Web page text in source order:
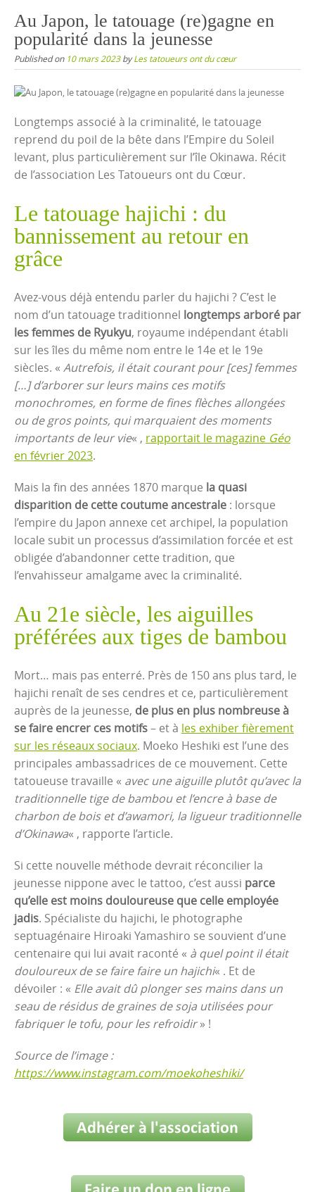
content
Au Japon, le tatouage (re)gagne en
popularité dans la jeunesse
Published on 10 mars 2023byLes tatoueurs ont du cœur
Longtemps associé à la criminalité, le tatouage
reprend du poil de la bête dans l’Empire du Soleil
levant, plus particulièrement sur l’île Okinawa. Récit
de l’association Les Tatoueurs ont du Cœur.
Le tatouage hajichi : du
bannissement au retour en
grâce
Avez-vous déjà entendu parler du hajichi ? C’est le
nom d’un tatouage traditionnel longtemps arboré par
les femmes de Ryukyu, royaume indépendant établi
sur les îles du même nom entre le 14e et le 19e
siècles. « Autrefois, il était courant pour [ces] femmes
[…] d’arborer sur leurs mains ces motifs
monochromes, en forme de fines flèches allongées
ou de gros points, qui marquaient des moments
importants de leur vie« , rapportait le magazine Géo
en février 2023.
Mais la fin des années 1870 marque la quasi
disparition de cette coutume ancestrale : lorsque
l’empire du Japon annexe cet archipel, la population
locale subit un processus d’assimilation forcée et est
obligée d’abandonner cette tradition, que
l’envahisseur amalgame avec la criminalité.
Au 21e siècle, les aiguilles
préférées aux tiges de bambou
Mort… mais pas enterré. Près de 150 ans plus tard, le
hajichi renaît de ses cendres et ce, particulièrement
auprès de la jeunesse, de plus en plus nombreuse à
se faire encrer ces motifs– et à les exhiber fièrement
sur les réseaux sociaux. Moeko Heshiki est l’une des
principales ambassadrices de ce mouvement. Cette
tatoueuse travaille « avec une aiguille plutôt qu’avec la
traditionnelle tige de bambou et l’encre à base de
charbon de bois et d’awamori, la ligueur traditionnelle
d’Okinawa« , rapporte l’article.
Si cette nouvelle méthode devrait réconcilier la
jeunesse nippone avec le tattoo, c’est aussi parce
qu’elle est moins douloureuse que celle employée
jadis. Spécialiste du hajichi, le photographe
septuagénaire Hiroaki Yamashiro se souvient d’une
centenaire qui lui avait raconté « à quel point il était
douloureux de se faire faire un hajichi« . Et de
dévoiler : « Elle avait dû plonger ses mains dans un
seau de résidus de graines de soja utilisées pour
fabriquer le tofu, pour les refroidir» !
Source de l’image :
https://www.instagram.com/moekoheshiki/